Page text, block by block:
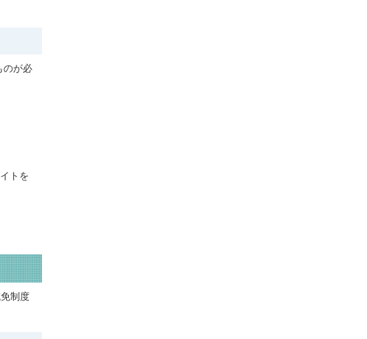
のが必
トを
制度